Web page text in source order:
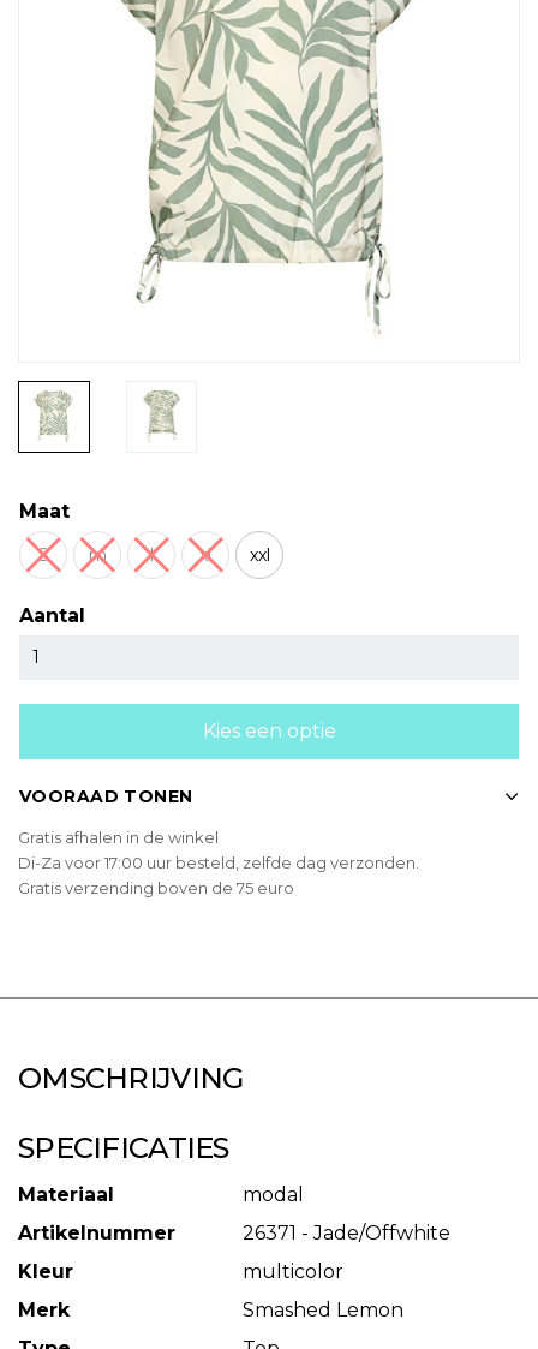
Maat
S m l xl xxl
Aantal
Kies een optie
VOORAAD TONEN
Gratis afhalen in de winkel
Di-Za voor 17:00 uur besteld, zelfde dag verzonden.
Gratis verzending boven de 75 euro
OMSCHRIJVING
SPECIFICATIES
Materiaal
modal
Artikelnummer
26371 - Jade/Offwhite
Kleur
multicolor
Merk
Smashed Lemon